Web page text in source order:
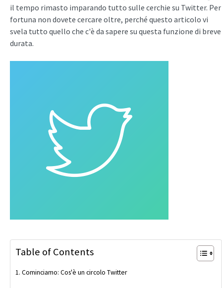
il tempo rimasto imparando tutto sulle cerchie su Twitter. Per
fortuna non dovete cercare oltre, perché questo articolo vi
svela tutto quello che c'è da sapere su questa funzione di breve
durata.
Table of Contents
Cominciamo: Cos'è un circolo Twitter